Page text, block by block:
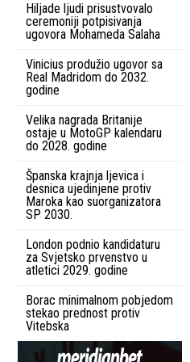
Hiljade ljudi prisustvovalo
ceremoniji potpisivanja
ugovora Mohameda Salaha
Vinicius produžio ugovor sa
Real Madridom do 2032.
godine
Velika nagrada Britanije
ostaje u MotoGP kalendaru
do 2028. godine
Španska krajnja ljevica i
desnica ujedinjene protiv
Maroka kao suorganizatora
SP 2030.
London podnio kandidaturu
za Svjetsko prvenstvo u
atletici 2029. godine
Borac minimalnom pobjedom
stekao prednost protiv
Vitebska